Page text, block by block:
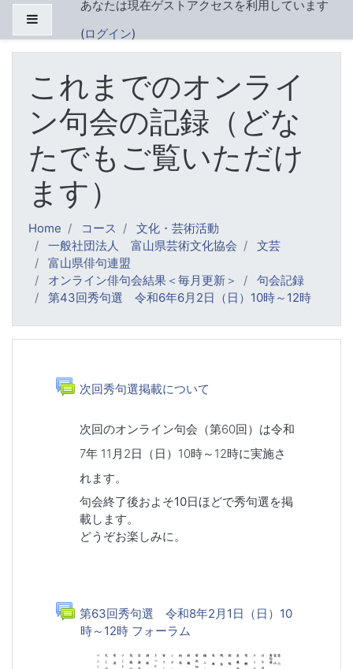
メインコンテンツへスキップする
あなたは現在ゲストアクセスを利用しています
(ログイン)
これまでのオンライ
ン句会の記録（どな
たでもご覧いただけ
ます）
Home コース
文化・芸術活動
一般社団法人 富山県芸術文化協会
文芸
富山県俳句連盟
オンライン俳句会結果＜毎月更新＞
句会記録
第43回秀句選 令和6年6月2日（日）10時～12時
一般 次回秀句選掲載についてフォーラム
次回のオンライン句会（第60回）は令和
7年 11月2日（日）10時～12時に実施さ
れます。
句会終了後およそ10日ほどで秀句選を掲
載します。
どうぞお楽しみに。
第63回秀句選 令和8年2月1日（日）10
時～12時 フォーラム